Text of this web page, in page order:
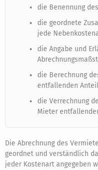
die Benennung
die geordnete
jede
die Angabe und
die Berechnung
entfallenden
die Verrechnung
Mieter
Die Abrechnung des
geordnet und verständlich
jeder Kostenart angegeben